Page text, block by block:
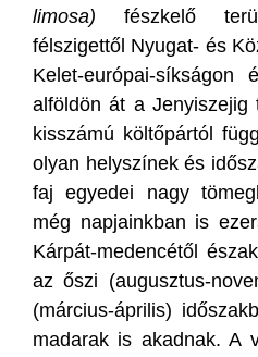
limosa) fészkelő
félszigettől Nyugat- és
Kelet-európai-síkságon
alföldön át a Jenyiszejig
kisszámú költőpártól
olyan helyszínek és
faj egyedei nagy
még napjainkban is
Kárpát-medencétől
az őszi (augusztus-
(március-április)
madarak is akadnak. A